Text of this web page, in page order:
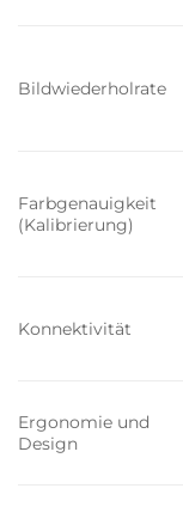
Bildwiederholrate
Farbgenauigkeit
(Kalibrierung)
Konnektivität
Ergonomie und
Design